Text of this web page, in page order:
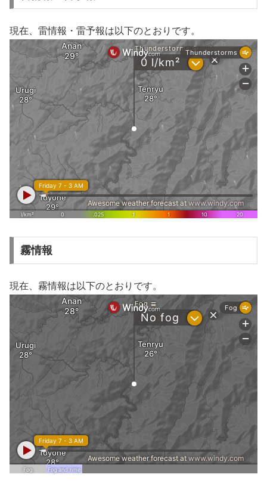
現在、雷情報・雷予報は以下のとおりです。
霧情報
現在、霧情報は以下のとおりです。